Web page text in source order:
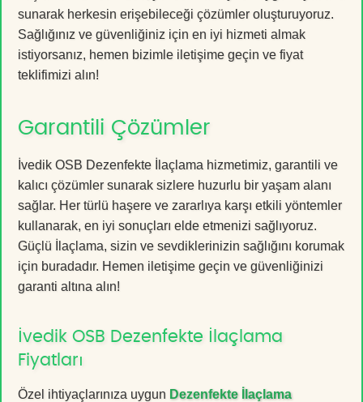
sunarak herkesin erişebileceği çözümler oluşturuyoruz.
Sağlığınız ve güvenliğiniz için en iyi hizmeti almak
istiyorsanız, hemen bizimle iletişime geçin ve fiyat
teklifimizi alın!
Garantili Çözümler
İvedik OSB Dezenfekte İlaçlama hizmetimiz, garantili ve
kalıcı çözümler sunarak sizlere huzurlu bir yaşam alanı
sağlar. Her türlü haşere ve zararlıya karşı etkili yöntemler
kullanarak, en iyi sonuçları elde etmenizi sağlıyoruz.
Güçlü İlaçlama, sizin ve sevdiklerinizin sağlığını korumak
için buradadır. Hemen iletişime geçin ve güvenliğinizi
garanti altına alın!
İvedik OSB Dezenfekte İlaçlama
Fiyatları
Özel ihtiyaçlarınıza uygun Dezenfekte İlaçlama